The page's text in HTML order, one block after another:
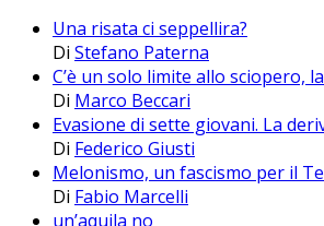
Una risata ci seppellira?
Di Stefano Paterna
C’è un solo limite allo sciopero,
Di Marco Beccari
Evasione di sette giovani. La
Di Federico Giusti
Melonismo, un fascismo per il
Di Fabio Marcelli
un’aquila no